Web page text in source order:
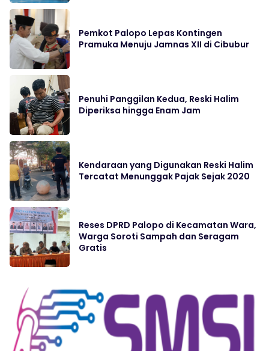
Pemkot Palopo Lepas Kontingen
Pramuka Menuju Jamnas XII di Cibubur
Penuhi Panggilan Kedua, Reski Halim
Diperiksa hingga Enam Jam
Kendaraan yang Digunakan Reski Halim
Tercatat Menunggak Pajak Sejak 2020
Reses DPRD Palopo di Kecamatan Wara,
Warga Soroti Sampah dan Seragam
Gratis